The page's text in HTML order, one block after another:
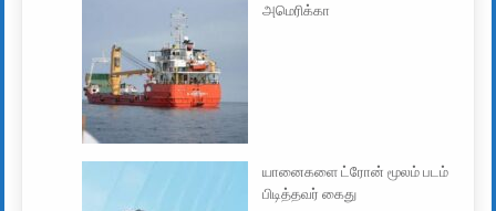
அமெரிக்கா
யானைகளை ட்ரோன் மூலம் படம்
பிடித்தவர் கைது